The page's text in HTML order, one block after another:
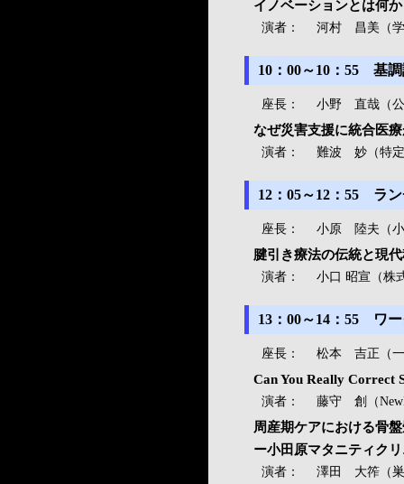
イノベーションとは何
演者： 河村 昌美（
10：00～10：55 基
座長： 小野 直哉（公
なぜ災害支援に統合医
演者： 難波 妙（特定
12：05～12：55 ラ
座長： 小原 陸夫（小
腱引き療法の伝統と現
演者： 小口 昭宣（株
13：00～14：55 ワ
座長： 松本 吉正（一
Can You Really Correct
演者： 藤守 創（
周産期ケアにおける骨
ー小田原マタニティク
演者： 澤田 大筰（巣